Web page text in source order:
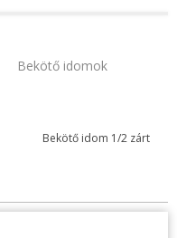
Bekötő idomok
Bekötő idom 1/2 zárt